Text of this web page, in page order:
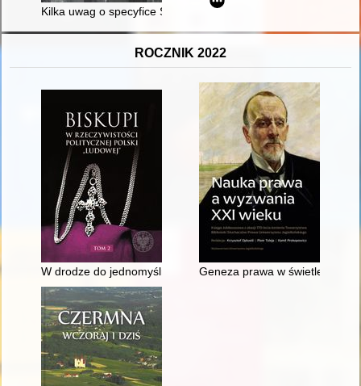
Kilka uwag o specyfice Sierpnia '80 w Szczecinie
ROCZNIK 2022
W drodze do jednomyślności : troska prymasa Stefana
Geneza prawa w świetle teorii